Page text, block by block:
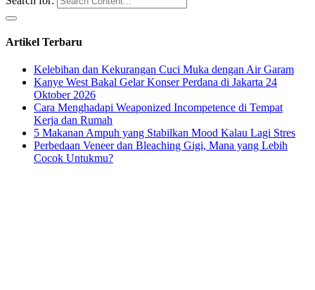
Artikel Terbaru
Kelebihan dan Kekurangan Cuci Muka dengan Air Garam
Kanye West Bakal Gelar Konser Perdana di Jakarta 24
Oktober 2026
Cara Menghadapi Weaponized Incompetence di Tempat
Kerja dan Rumah
5 Makanan Ampuh yang Stabilkan Mood Kalau Lagi Stres
Perbedaan Veneer dan Bleaching Gigi, Mana yang Lebih
Cocok Untukmu?